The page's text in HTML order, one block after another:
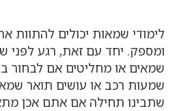
לימודי שמאות יכולים
ומספק. יחד עם זאת, רגע לפני
שמאים או מחליטים אם לבחור
שמעות רכב או עושים תואר
שתבינו תחילה אם אתם אכן